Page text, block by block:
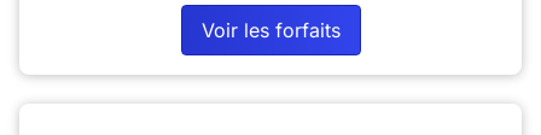
Voir les forfaits